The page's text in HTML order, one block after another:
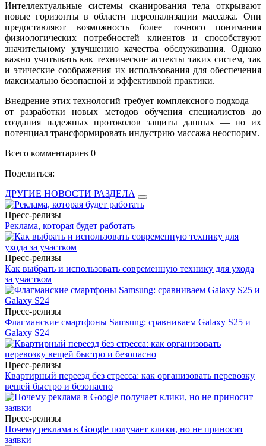
Интеллектуальные системы сканирования тела открывают
новые горизонты в области персонализации массажа. Они
предоставляют возможность более точного понимания
физиологических потребностей клиентов и способствуют
значительному улучшению качества обслуживания. Однако
важно учитывать как технические аспекты таких систем, так
и этические соображения их использования для обеспечения
максимально безопасной и эффективной практики.
Внедрение этих технологий требует комплексного подхода —
от разработки новых методов обучения специалистов до
создания надежных протоколов защиты данных — но их
потенциал трансформировать индустрию массажа неоспорим.
Всего комментариев 0
Поделиться:
ДРУГИЕ НОВОСТИ РАЗДЕЛА
Пресс-релизы
Реклама, которая будет работать
Пресс-релизы
Как выбрать и использовать современную технику для ухода
за участком
Пресс-релизы
Флагманские смартфоны Samsung: сравниваем Galaxy S25 и
Galaxy S24
Пресс-релизы
Квартирный переезд без стресса: как организовать перевозку
вещей быстро и безопасно
Пресс-релизы
Почему реклама в Google получает клики, но не приносит
заявки